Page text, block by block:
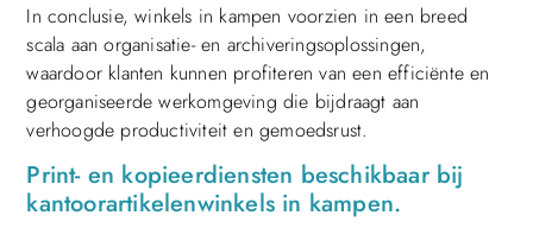
In conclusie, winkels in kampen voorzien in een breed
scala aan organisatie- en archiveringsoplossingen,
waardoor klanten kunnen profiteren van een efficiënte en
georganiseerde werkomgeving die bijdraagt aan
verhoogde productiviteit en gemoedsrust.
Print- en kopieerdiensten beschikbaar bij
kantoorartikelenwinkels in kampen.